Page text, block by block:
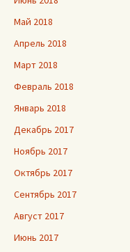
Май 2018
Апрель 2018
Март 2018
Февраль 2018
Январь 2018
Декабрь 2017
Ноябрь 2017
Октябрь 2017
Сентябрь 2017
Август 2017
Июнь 2017